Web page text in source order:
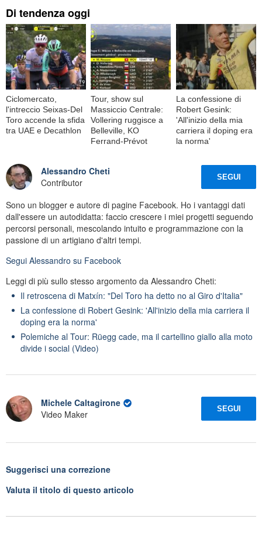
Di tendenza oggi
Ciclomercato,
l'intreccio Seixas-Del
Toro accende la sfida
tra UAE e Decathlon
Tour, show sul
Massiccio Centrale:
Vollering ruggisce a
Belleville, KO
Ferrand-Prévot
La confessione di
Robert Gesink:
'All'inizio della mia
carriera il doping era
la norma'
Alessandro Cheti
Contributor
SEGUI
Sono un blogger e autore di pagine Facebook. Ho i vantaggi dati
dall'essere un autodidatta: faccio crescere i miei progetti seguendo
percorsi personali, mescolando intuito e programmazione con la
passione di un artigiano d'altri tempi.
Segui Alessandro su Facebook
Leggi di più sullo stesso argomento da Alessandro Cheti:
Il retroscena di Matxín: "Del Toro ha detto no al Giro d'Italia"
La confessione di Robert Gesink: 'All'inizio della mia carriera il
doping era la norma'
Polemiche al Tour: Rüegg cade, ma il cartellino giallo alla moto
divide i social (Video)
Michele Caltagirone
Video Maker
SEGUI
Suggerisci una correzione
Valuta il titolo di questo articolo